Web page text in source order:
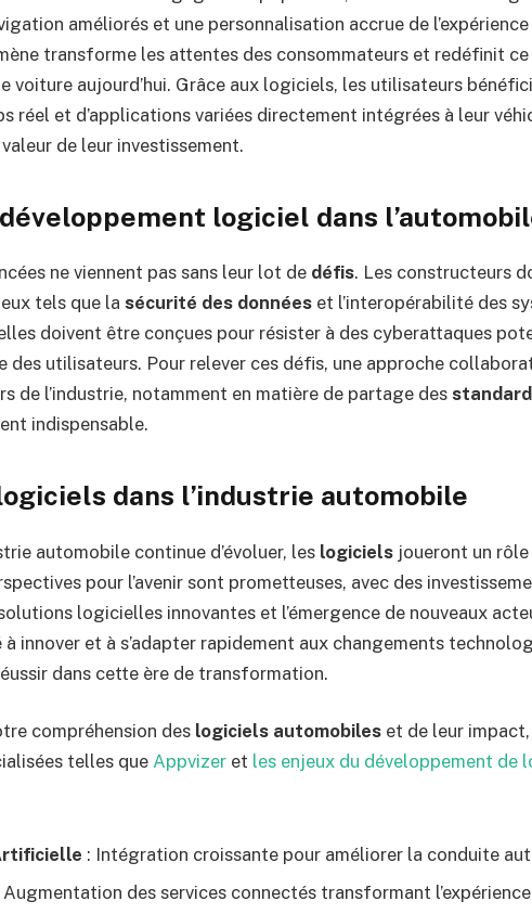
améliorés et une personnalisation accrue de
transforme les attentes des consommateurs et redéfinit ce
voiture aujourd’hui. Grâce aux logiciels, les utilisateurs
réel et d’applications variées directement intégrées à leur
de leur investissement.
logiciel dans
ne viennent pas sans leur lot de défis. Les constructeurs
tels que la sécurité des données et l’interopérabilité des
doivent être conçues pour résister à des cyberattaques
des utilisateurs. Pour relever ces défis, une approche
de l’industrie, notamment en matière de partage des
indispensable.
logiciels dans l’industrie automobile
automobile continue d’évoluer, les logiciels joueront un rôle
pour l’avenir sont prometteuses, avec des
logicielles innovantes et l’émergence de nouveaux
innover et à s’adapter rapidement aux changements
dans cette ère de transformation.
compréhension des logiciels automobiles et de leur
telles queAppvizer et les enjeux du développement de
: Intégration croissante pour améliorer la conduite
Augmentation des services connectés transformant